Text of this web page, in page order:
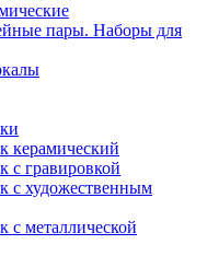
пары. Наборы для
керамический
c гравировкой
с художественным
с металлической